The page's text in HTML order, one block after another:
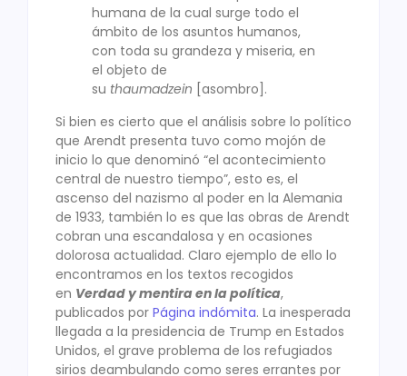
humana de la cual surge todo el
ámbito de los asuntos humanos,
con toda su grandeza y miseria, en
el objeto de
su thaumadzein [asombro].
Si bien es cierto que el análisis sobre lo político
que Arendt presenta tuvo como mojón de
inicio lo que denominó “el acontecimiento
central de nuestro tiempo”, esto es, el
ascenso del nazismo al poder en la Alemania
de 1933, también lo es que las obras de Arendt
cobran una escandalosa y en ocasiones
dolorosa actualidad. Claro ejemplo de ello lo
encontramos en los textos recogidos
en Verdad y mentira en la política,
publicados por Página indómita. La inesperada
llegada a la presidencia de Trump en Estados
Unidos, el grave problema de los refugiados
sirios deambulando como seres errantes por